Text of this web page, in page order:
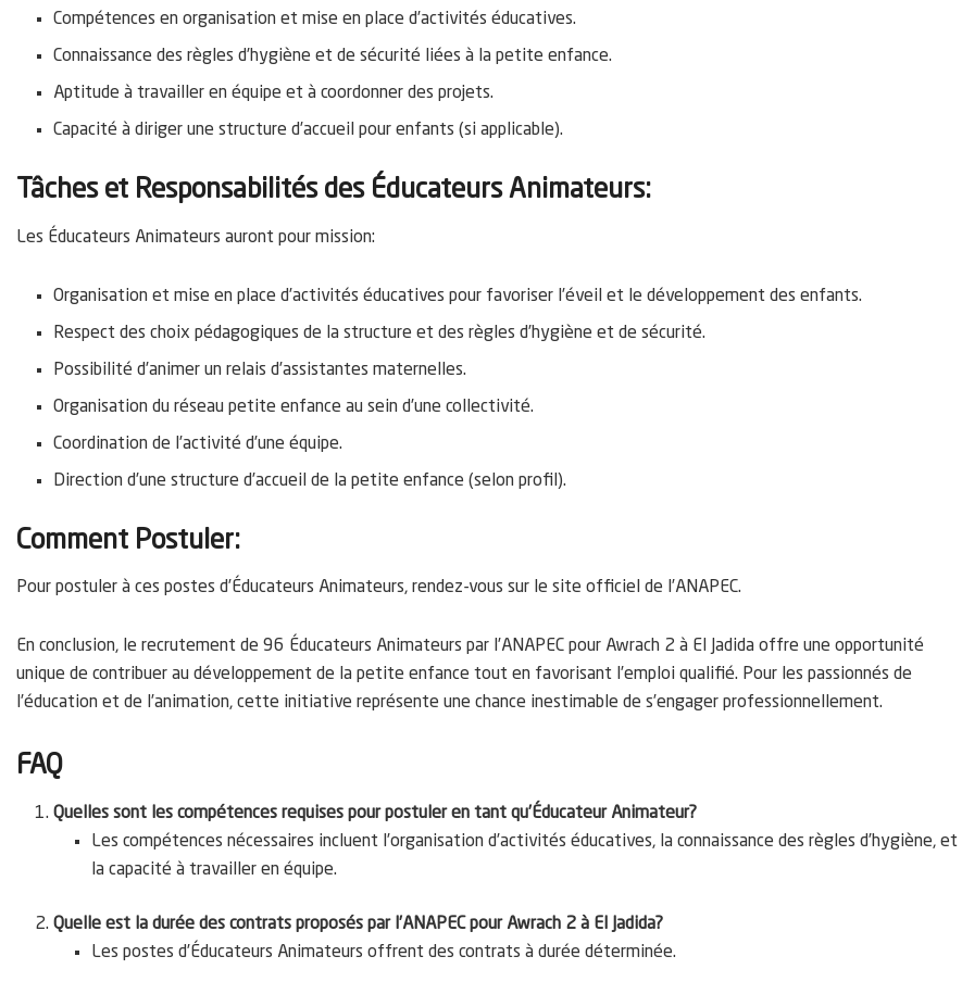
Compétences en organisation et mise en place d’activités éducatives.
Connaissance des règles d’hygiène et de sécurité liées à la petite enfance.
Aptitude à travailler en équipe et à coordonner des projets.
Capacité à diriger une structure d’accueil pour enfants (si applicable).
Tâches et Responsabilités des Éducateurs Animateurs:
Les Éducateurs Animateurs auront pour mission:
Organisation et mise en place d’activités éducatives pour favoriser l’éveil et le développement des enfants.
Respect des choix pédagogiques de la structure et des règles d’hygiène et de sécurité.
Possibilité d’animer un relais d’assistantes maternelles.
Organisation du réseau petite enfance au sein d’une collectivité.
Coordination de l’activité d’une équipe.
Direction d’une structure d’accueil de la petite enfance (selon profil).
Comment Postuler:
Pour postuler à ces postes d’Éducateurs Animateurs, rendez-vous sur le site officiel de l’ANAPEC.
En conclusion, le recrutement de 96 Éducateurs Animateurs par l’ANAPEC pour Awrach 2 à El Jadida offre une opportunité
unique de contribuer au développement de la petite enfance tout en favorisant l’emploi qualifié. Pour les passionnés de
l’éducation et de l’animation, cette initiative représente une chance inestimable de s’engager professionnellement.
FAQ
Quelles sont les compétences requises pour postuler en tant qu’Éducateur Animateur?
Les compétences nécessaires incluent l’organisation d’activités éducatives, la connaissance des règles d’hygiène, et
la capacité à travailler en équipe.
Quelle est la durée des contrats proposés par l’ANAPEC pour Awrach 2 à El Jadida?
Les postes d’Éducateurs Animateurs offrent des contrats à durée déterminée.